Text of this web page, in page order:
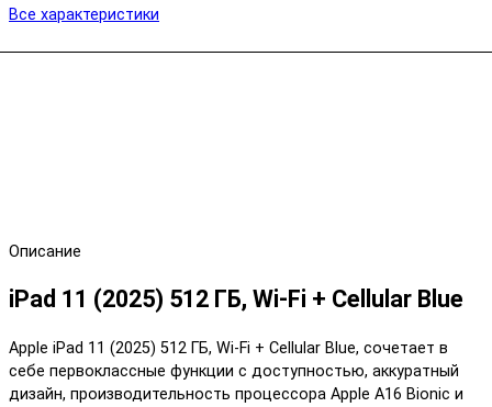
Все характеристики
Описание
iPad 11 (2025) 512 ГБ, Wi-Fi + Cellular Blue
Apple iPad 11 (2025) 512 ГБ, Wi-Fi + Cellular Blue, сочетает в
себе первоклассные функции с доступностью, аккуратный
дизайн, производительность процессора Apple A16 Bionic и